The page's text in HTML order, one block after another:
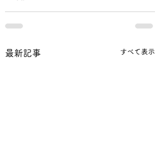
最新記事 すべて表示